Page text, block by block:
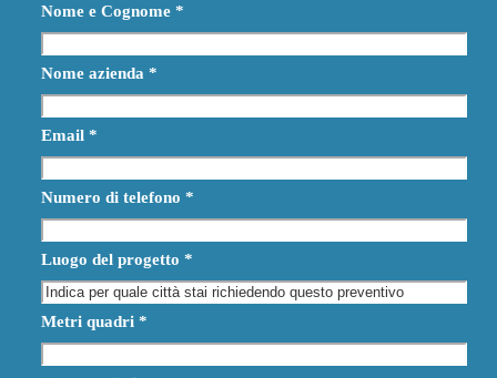
Nome e Cognome *
Nome azienda *
Email *
Numero di telefono *
Luogo del progetto *
Metri quadri *